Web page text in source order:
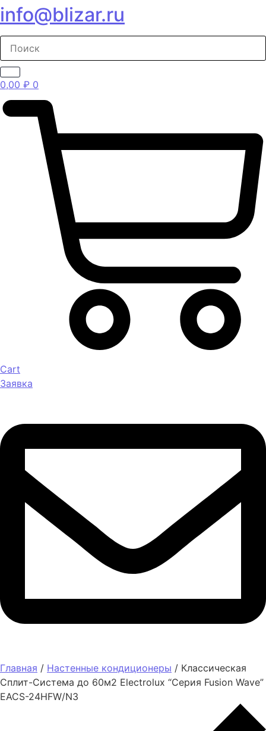
info@blizar.ru
0,00 ₽ 0
Cart
Заявка
Главная / Настенные кондиционеры / Классическая
Сплит-Система до 60м2 Electrolux “Серия Fusion Wave”
EACS-24HFW/N3